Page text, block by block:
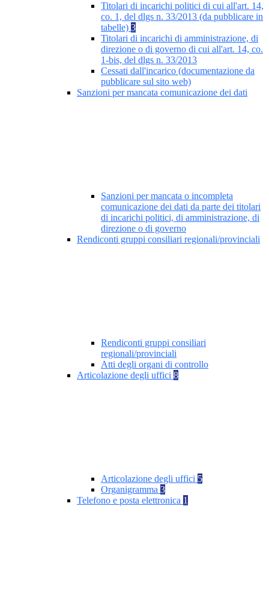
Titolari di incarichi politici di cui all'art. 14,
co. 1, del dlgs n. 33/2013 (da pubblicare in
tabelle) 3
Titolari di incarichi di amministrazione, di
direzione o di governo di cui all'art. 14, co.
1-bis, del dlgs n. 33/2013
Cessati dall'incarico (documentazione da
pubblicare sul sito web)
Sanzioni per mancata comunicazione dei dati
Sanzioni per mancata o incompleta
comunicazione dei dati da parte dei titolari
di incarichi politici, di amministrazione, di
direzione o di governo
Rendiconti gruppi consiliari regionali/provinciali
Rendiconti gruppi consiliari
regionali/provinciali
Atti degli organi di controllo
Articolazione degli uffici 8
Articolazione degli uffici 5
Organigramma 3
Telefono e posta elettronica 1